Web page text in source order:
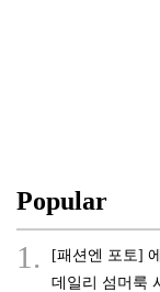
Popular
1.
[패션엔 포토]
데일리 섬머룩